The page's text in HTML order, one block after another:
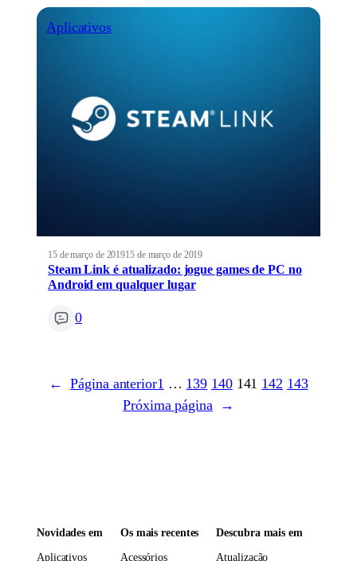
Aplicativos
15 de março de 201915 de março de 2019
Steam Link é atualizado: jogue games de PC no
Android em qualquer lugar
0
← Página anterior1 … 139 140 141 142 143
Próxima página
→
Novidades em
Aplicativos
Os mais recentes
Acessórios
Descubra mais em
Atualização